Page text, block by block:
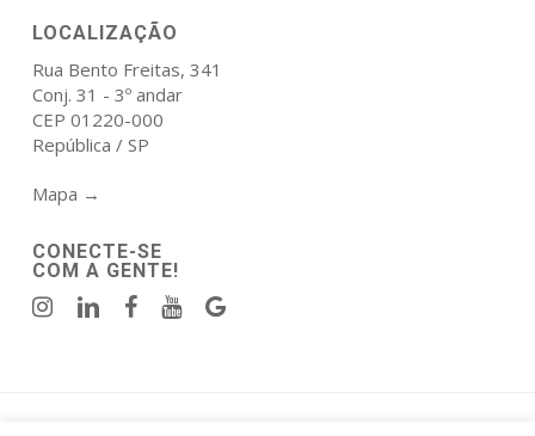
LOCALIZAÇÃO
Rua Bento Freitas, 341
Conj. 31 - 3º andar
CEP 01220-000
República / SP
Mapa →
CONECTE-SE
COM A GENTE!